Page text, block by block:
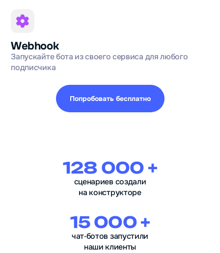
Webhook
Запускайте бота из своего сервиса для любого
подписчика
Попробовать бесплатно
128 000 +
сценариев создали
на конструкторе
15 000 +
чат‑ботов запустили
наши клиенты